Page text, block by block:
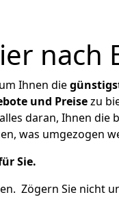
nach
Ihnen die
und Preisezu
daran, Ihnen die
was umgezogen
Sie.
Zögern Sie nicht